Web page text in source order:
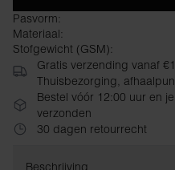
Pasvorm:
Materiaal:
Stofgewicht (GSM):
Gratis verzending vanaf
Thuisbezorging,
Bestel vóór 12:00 uur en
verzonden
30 dagen retourrecht
Beschrijving